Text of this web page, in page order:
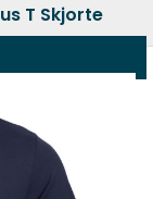
T Skjorte